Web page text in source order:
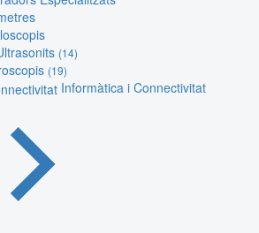
(14)
(19)
Informàtica i Connectivitat